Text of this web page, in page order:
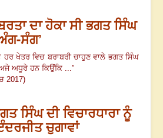
ਦਾ ਹੋਕਾ ਸੀ ਭਗਤ ਸਿੰਘ
ਸੰਗ’
ਹਰ ਖੇਤਰ ਵਿਚ ਬਰਾਬਰੀ ਚਾਹੁਣ ਵਾਲੇ ਭਗਤ ਸਿੰਘ
ਅਧੂਰੇ ਹਨ ਕਿਉਂਕਿ ...”
2017)
ਸਿੰਘ ਦੀ ਵਿਚਾਰਧਾਰਾ ਨੂੰ
ਚੁਗਾਵਾਂ